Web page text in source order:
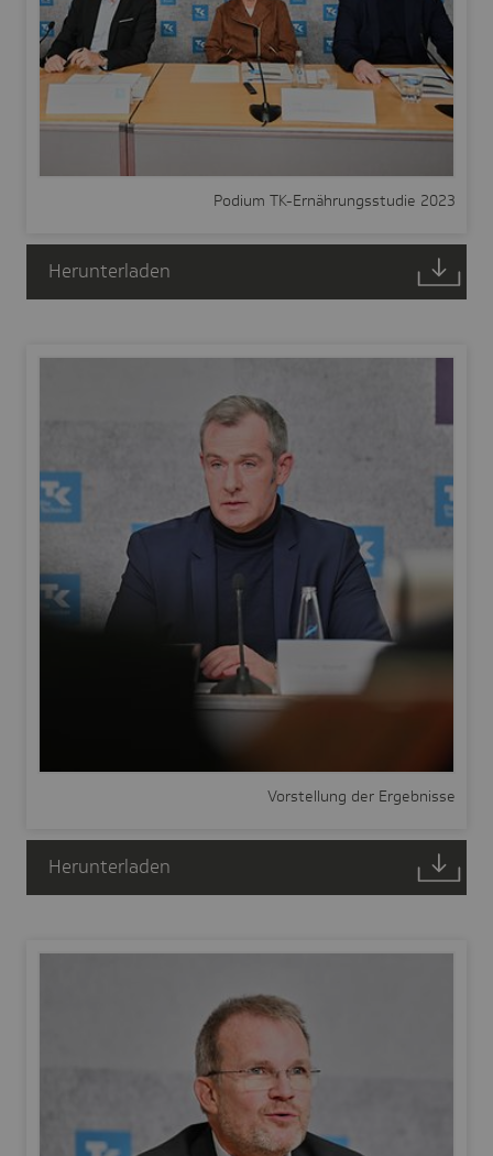
Podium TK-Ernährungsstudie 2023
Herunterladen
Vorstellung der Ergebnisse
Herunterladen